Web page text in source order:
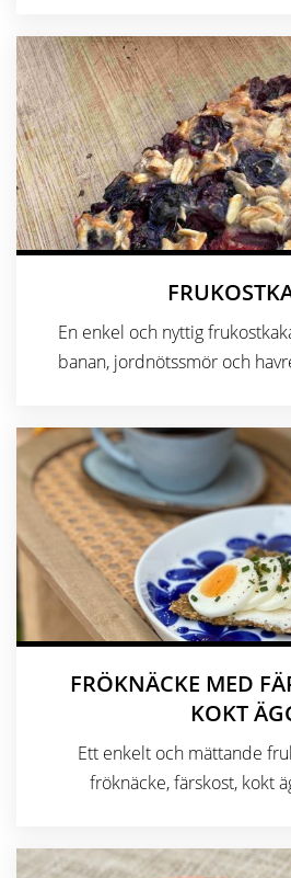
En enkel och nyttig
banan, jordnötssmör och
FRÖKNÄCKE MED
KOKT
Ett enkelt och mättande
fröknäcke, färskost, kokt